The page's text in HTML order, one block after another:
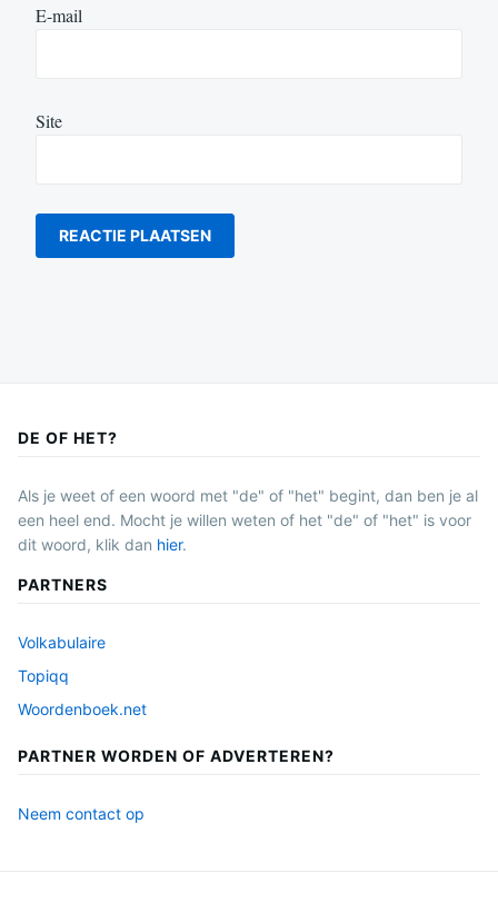
E-mail
Site
DE OF HET?
Als je weet of een woord met "de" of "het" begint, dan ben je al
een heel end. Mocht je willen weten of het "de" of "het" is voor
dit woord, klik dan hier.
PARTNERS
Volkabulaire
Topiqq
Woordenboek.net
PARTNER WORDEN OF ADVERTEREN?
Neem contact op